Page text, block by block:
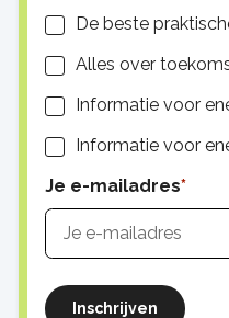
LijstenDe beste
Alles over
Informatie voor
Informatie voor
Je e-mailadres
Inschrijven